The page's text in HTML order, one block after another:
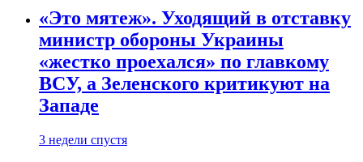
«Это мятеж». Уходящий в отставку
министр обороны Украины
«жестко проехался» по главкому
ВСУ, а Зеленского критикуют на
Западе
3 недели спустя